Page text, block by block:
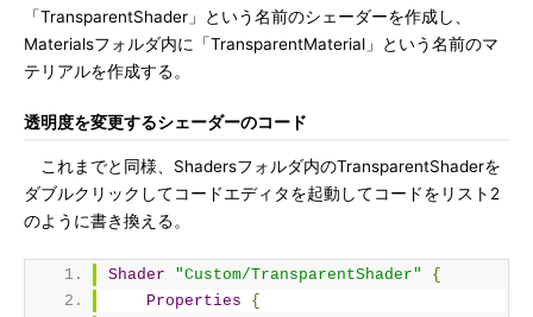
「TransparentShader」という名前のシェーダーを作成し、
Materialsフォルダ内に「TransparentMaterial」という名前のマ
テリアルを作成する。
透明度を変更するシェーダーのコード
これまでと同様、Shadersフォルダ内のTransparentShaderを
ダブルクリックしてコードエディタを起動してコードをリスト2
のように書き換える。
Shader "Custom/TransparentShader"
{
Properties
{